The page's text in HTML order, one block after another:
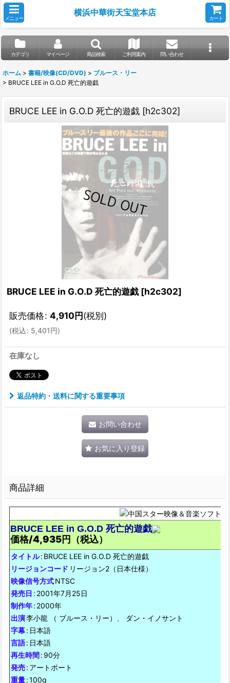
メニュー
横浜中華街天宝堂本店
カート
カテゴリ マイページ 商品検索 ご利用案内 問い合わせ
ホーム > 書籍/映像(CD/DVD) > ブルース・リー
> BRUCE LEE in G.O.D 死亡的遊戯
BRUCE LEE in G.O.D 死亡的遊戯 [h2c302]
BRUCE LEE in G.O.D 死亡的遊戯 [h2c302]
販売価格: 4,910円(税別)
(税込: 5,401円)
在庫なし
返品特約・送料に関する重要事項
お問い合わせ
お気に入り登録
商品詳細
BRUCE LEE in G.O.D 死亡的遊戯
価格/4,935円（税込）
タイトル: BRUCE LEE in G.O.D 死亡的遊戯
リージョンコード リージョン2（日本仕様）
映像信号方式NTSC
発売日 : 2001年7月25日
制作年: 2000年
出演李小龍 （ ブルース・リー）、 ダン・イノサント
字幕: 日本語
言語: 日本語
再生時間: 90分
発売: アートポート
重量:100g